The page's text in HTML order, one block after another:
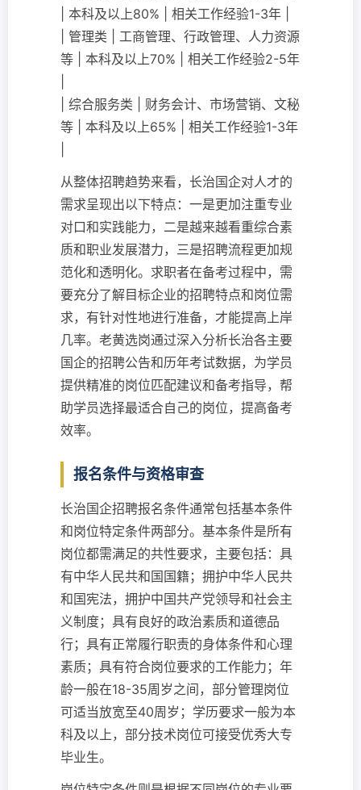
| 本科及以上80% | 相关工作经验1-3年 |
| 管理类 | 工商管理、行政管理、人力资源
等 | 本科及以上70% | 相关工作经验2-5年
| 综合服务类 | 财务会计、市场营销、文秘
等 | 本科及以上65% | 相关工作经验1-3年
从整体招聘趋势来看，长治国企对人才的
需求呈现出以下特点：一是更加注重专业
对口和实践能力，二是越来越看重综合素
质和职业发展潜力，三是招聘流程更加规
范化和透明化。求职者在备考过程中，需
要充分了解目标企业的招聘特点和岗位需
求，有针对性地进行准备，才能提高上岸
几率。老黄选岗通过深入分析长治各主要
国企的招聘公告和历年考试数据，为学员
提供精准的岗位匹配建议和备考指导，帮
助学员选择最适合自己的岗位，提高备考
效率。
报名条件与资格审查
长治国企招聘报名条件通常包括基本条件
和岗位特定条件两部分。基本条件是所有
岗位都需满足的共性要求，主要包括：具
有中华人民共和国国籍；拥护中华人民共
和国宪法，拥护中国共产党领导和社会主
义制度；具有良好的政治素质和道德品
行；具有正常履行职责的身体条件和心理
素质；具有符合岗位要求的工作能力；年
龄一般在18-35周岁之间，部分管理岗位
可适当放宽至40周岁；学历要求一般为本
科及以上，部分技术岗位可接受优秀大专
毕业生。